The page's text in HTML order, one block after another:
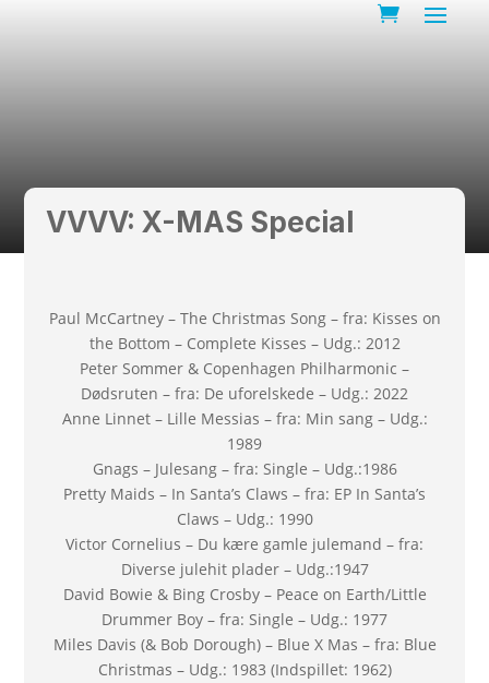
VVVV: X-MAS Special
Paul McCartney – The Christmas Song – fra: Kisses on
the Bottom – Complete Kisses – Udg.: 2012
Peter Sommer & Copenhagen Philharmonic –
Dødsruten – fra: De uforelskede – Udg.: 2022
Anne Linnet – Lille Messias – fra: Min sang – Udg.:
1989
Gnags – Julesang – fra: Single – Udg.:1986
Pretty Maids – In Santa’s Claws – fra: EP In Santa’s
Claws – Udg.: 1990
Victor Cornelius – Du kære gamle julemand – fra:
Diverse julehit plader – Udg.:1947
David Bowie & Bing Crosby – Peace on Earth/Little
Drummer Boy – fra: Single – Udg.: 1977
Miles Davis (& Bob Dorough) – Blue X Mas – fra: Blue
Christmas – Udg.: 1983 (Indspillet: 1962)